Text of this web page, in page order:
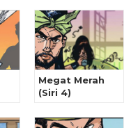
Megat Merah
(Siri 4)